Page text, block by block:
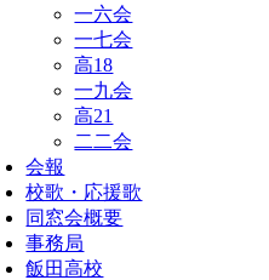
一六会
一七会
高18
一九会
高21
二二会
会報
校歌・応援歌
同窓会概要
事務局
飯田高校